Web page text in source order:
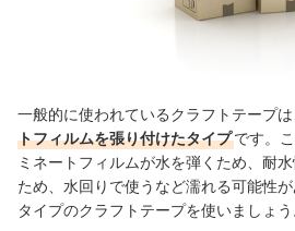
一般的に使われているクラフトテープは
トフィルムを張り付けたタイプです。
ミネートフィルムが水を弾くため、耐
ため、水回りで使うなど濡れる可能性
タイプのクラフトテープを使いましょう